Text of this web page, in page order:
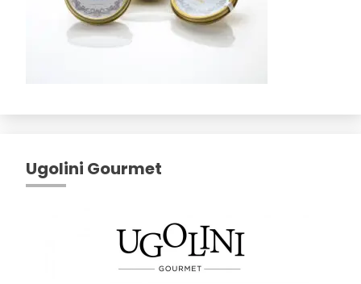
Ugolini Gourmet